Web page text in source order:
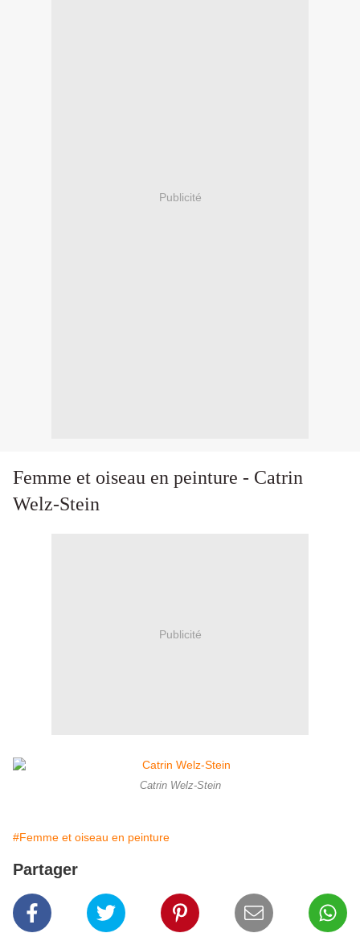
Publicité
Femme et oiseau en peinture - Catrin
Welz-Stein
Publicité
Catrin Welz-Stein
#Femme et oiseau en peinture
Partager